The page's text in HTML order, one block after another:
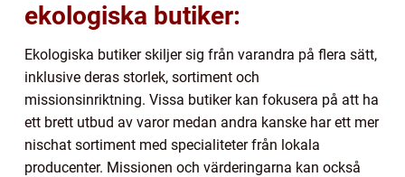
ekologiska butiker:
Ekologiska butiker skiljer sig från varandra på flera sätt,
inklusive deras storlek, sortiment och
missionsinriktning. Vissa butiker kan fokusera på att ha
ett brett utbud av varor medan andra kanske har ett mer
nischat sortiment med specialiteter från lokala
producenter. Missionen och värderingarna kan också